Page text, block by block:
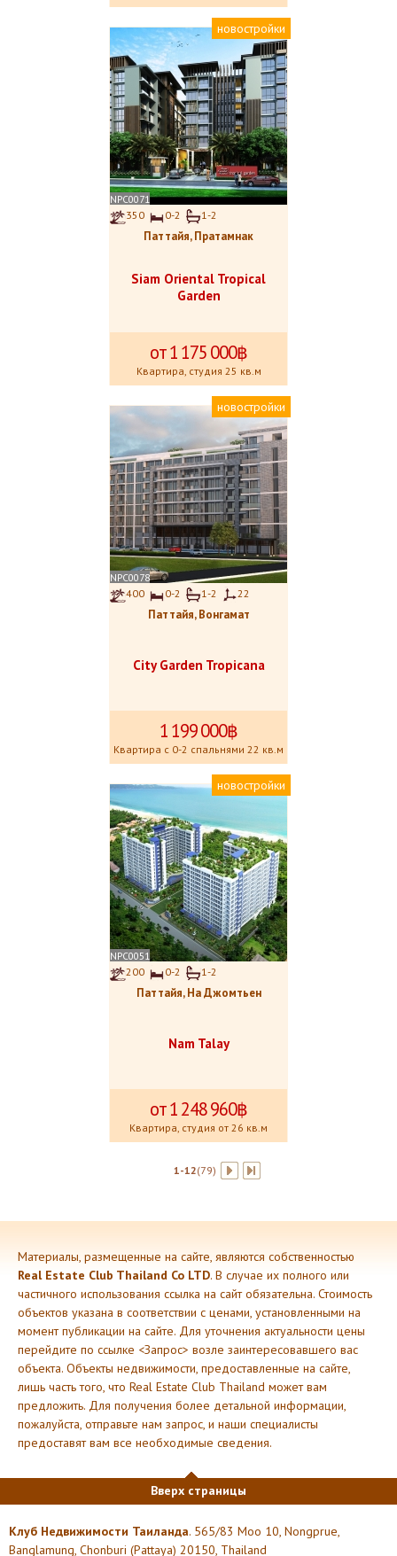
NPC0071
350
0-2 1-2
Паттайя, Пратамнак
Siam Oriental Tropical
Garden
от 1175000฿
Квартира, студия 25 кв.м
новостройки
NPC0078
400
0-2 1-2 22
Паттайя, Вонгамат
City Garden Tropicana
1199000฿
Квартира с 0-2 спальнями 22 кв.м
новостройки
NPC0051
200
0-2 1-2
Паттайя, На Джомтьен
Nam Talay
от 1.248960฿
Квартира, студия от 26 кв.м
новостройки
1-12(79)
Материалы, размещенные на сайте, являются собственностью
Real Estate Club Thailand Co LTD. В случае их полного или
частичного использования ссылка на сайт обязательна. Стоимость
объектов указана в соответствии с ценами, установленными на
момент публикации на сайте. Для уточнения актуальности цены
перейдите по ссылке <Запрос> возле заинтересовавшего вас
объекта. Объекты недвижимости, предоставленные на сайте,
лишь часть того, что Real Estate Club Thailand может вам
предложить. Для получения более детальной информации,
пожалуйста, отправьте нам запрос, и наши специалисты
предоставят вам все необходимые сведения.
Вверх страницы
Клуб Недвижимости Таиланда. 565/83 Moo 10, Nongprue,
Banglamung, Chonburi (Pattaya) 20150, Thailand